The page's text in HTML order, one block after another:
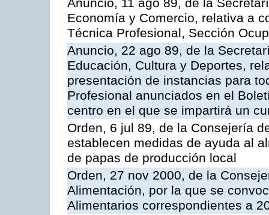
Anuncio, 11 ago 89, de la
Economía y Comercio, relativa a
Técnica Profesional, Sección
Anuncio, 22 ago 89, de la
Educación, Cultura y Deportes,
presentación de instancias para
Profesional anunciados en el
centro en el que se impartirá un
Orden, 6 jul 89, de la Consejería
establecen medidas de ayuda al
de papas de producción local
Orden, 27 nov 2000, de la
Alimentación, por la que se
Alimentarios correspondientes a